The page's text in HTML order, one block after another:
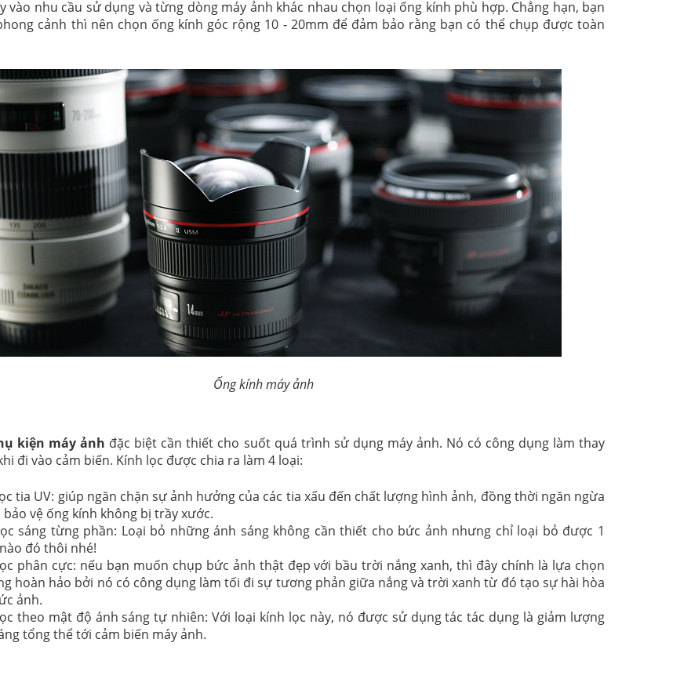
vào nhu cầu sử dụng và từng dòng máy ảnh khác nhau chọn loại ống kính phù hợp. Chẳng hạn, bạn
cảnh thì nên chọn ống kính góc rộng 10 - 20mm để đảm bảo rằng bạn có thể chụp được toàn
Ống kính máy ảnh
kiện máy ảnh đặc biệt cần thiết cho suốt quá trình sử dụng máy ảnh. Nó có công dụng làm thay
đi vào cảm biến. Kính lọc được chia ra làm 4 loại:
tia UV: giúp ngăn chặn sự ảnh hưởng của các tia xấu đến chất lượng hình ảnh, đồng thời ngăn ngừa
bảo vệ ống kính không bị trầy xước.
sáng từng phần: Loại bỏ những ánh sáng không cần thiết cho bức ảnh nhưng chỉ loại bỏ được 1
đó thôi nhé!
phân cực: nếu bạn muốn chụp bức ảnh thật đẹp với bầu trời nắng xanh, thì đây chính là lựa chọn
hoàn hảo bởi nó có công dụng làm tối đi sự tương phản giữa nắng và trời xanh từ đó tạo sự hài hòa
ảnh.
theo mật độ ánh sáng tự nhiên: Với loại kính lọc này, nó được sử dụng tác tác dụng là giảm lượng
tổng thể tới cảm biến máy ảnh.